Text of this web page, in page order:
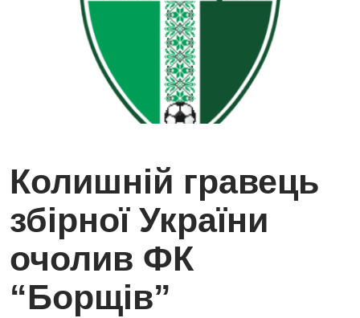
Колишній гравець
збірної України
очолив ФК
“Борщів”